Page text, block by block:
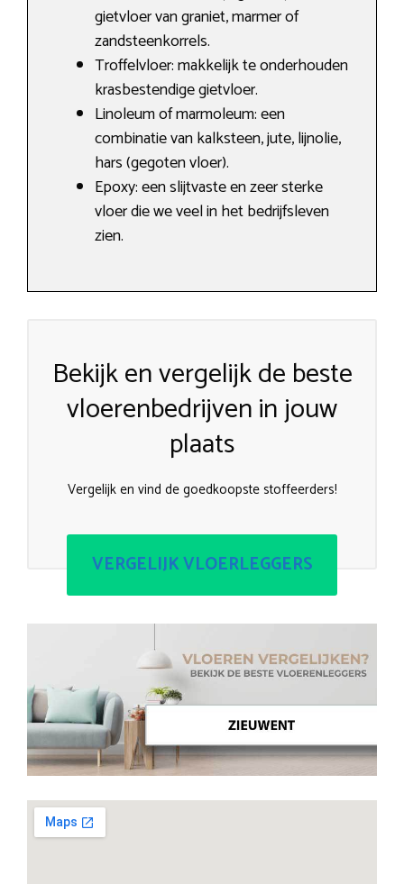
gietvloer van graniet, marmer of
zandsteenkorrels.
Troffelvloer: makkelijk te onderhouden
krasbestendige gietvloer.
Linoleum of marmoleum: een
combinatie van kalksteen, jute, lijnolie,
hars (gegoten vloer).
Epoxy: een slijtvaste en zeer sterke
vloer die we veel in het bedrijfsleven
zien.
Bekijk en vergelijk de beste
vloerenbedrijven in jouw
plaats
Vergelijk en vind de goedkoopste stoffeerders!
VERGELIJK VLOERLEGGERS